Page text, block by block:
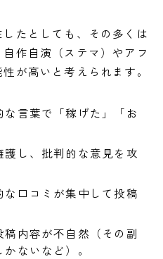
たとしても、その多くは
作自演（ステマ）やアフ
が高いと考えられます。
言葉で「稼げた」「お
し、批判的な意見を攻
口コミが集中して投稿
内容が不自然（その副
ないなど）。